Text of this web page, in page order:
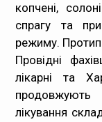
копчені,
спрагу та
режиму.
Провідні
лікарні та
лікування